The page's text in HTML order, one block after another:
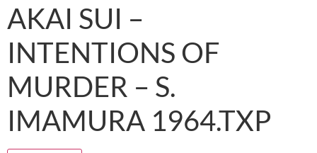
AKAI SUI –
INTENTIONS OF
MURDER – S.
IMAMURA 1964.TXP